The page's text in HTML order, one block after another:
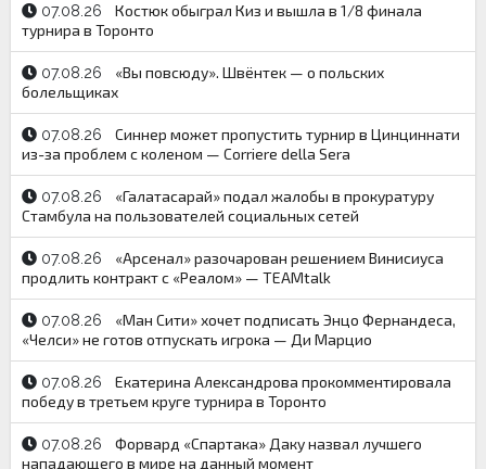
07.08.26
Костюк обыграл Киз и вышла в 1/8 финала
турнира в Торонто
07.08.26
«Вы повсюду». Швёнтек — о польских
болельщиках
07.08.26
Синнер может пропустить турнир в Цинциннати
из-за проблем с коленом — Corriere della Sera
07.08.26
«Галатасарай» подал жалобы в прокуратуру
Стамбула на пользователей социальных сетей
07.08.26
«Арсенал» разочарован решением Винисиуса
продлить контракт с «Реалом» — TEAMtalk
07.08.26
«Ман Сити» хочет подписать Энцо Фернандеса,
«Челси» не готов отпускать игрока — Ди Марцио
07.08.26
Екатерина Александрова прокомментировала
победу в третьем круге турнира в Торонто
07.08.26
Форвард «Спартака» Даку назвал лучшего
нападающего в мире на данный момент